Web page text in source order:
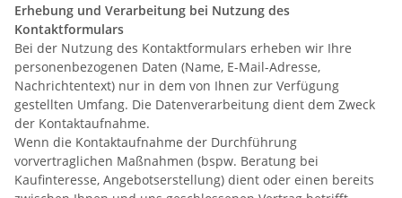
Erhebung und Verarbeitung bei Nutzung des
Kontaktformulars
Bei der Nutzung des Kontaktformulars erheben wir Ihre
personenbezogenen Daten (Name, E-Mail-Adresse,
Nachrichtentext) nur in dem von Ihnen zur Verfügung
gestellten Umfang. Die Datenverarbeitung dient dem Zweck
der Kontaktaufnahme.
Wenn die Kontaktaufnahme der Durchführung
vorvertraglichen Maßnahmen (bspw. Beratung bei
Kaufinteresse, Angebotserstellung) dient oder einen bereits